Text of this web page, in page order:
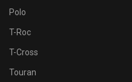
Polo
T-Roc
T-Cross
Touran